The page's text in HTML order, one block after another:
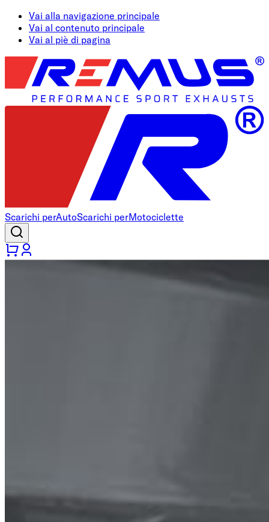
Vai alla navigazione principale
Vai al contenuto principale
Vai al piè di pagina
Scarichi perAutoScarichi perMotociclette